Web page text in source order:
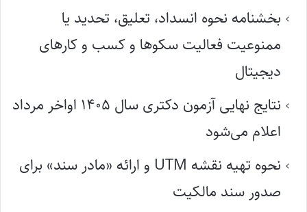
بخشنامه نحوه انسداد، تعلیق، تحدید یا
ممنوعیت فعالیت سکوها و کسب و کارهای
دیجیتال
نتایج نهایی آزمون دکتری سال ۱۴۰۵ اواخر مرداد
اعلام می‌شود
نحوه تهیه نقشه UTM و ارائه «مادر سند» برای
صدور سند مالکیت